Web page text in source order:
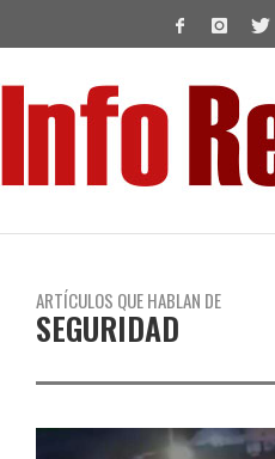
ARTÍCULOS QUE HABLAN DE
SEGURIDAD